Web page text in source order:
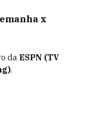
x
da ESPN (TV
.